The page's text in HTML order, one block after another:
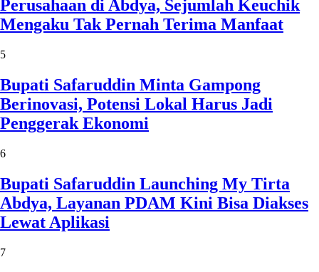
Perusahaan di Abdya, Sejumlah Keuchik
Mengaku Tak Pernah Terima Manfaat
5
Bupati Safaruddin Minta Gampong
Berinovasi, Potensi Lokal Harus Jadi
Penggerak Ekonomi
6
Bupati Safaruddin Launching My Tirta
Abdya, Layanan PDAM Kini Bisa Diakses
Lewat Aplikasi
7